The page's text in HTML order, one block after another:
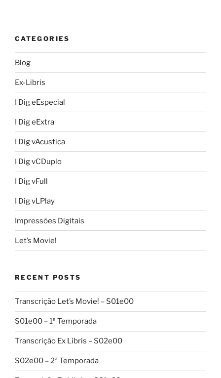
CATEGORIES
Blog
Ex-Libris
I Dig eEspecial
I Dig eExtra
I Dig vAcustica
I Dig vCDuplo
I Dig vFull
I Dig vLPlay
Impressões Digitais
Let’s Movie!
RECENT POSTS
Transcrição Let’s Movie! – S01e00
S01e00 – 1ª Temporada
Transcrição Ex Libris – S02e00
S02e00 – 2ª Temporada